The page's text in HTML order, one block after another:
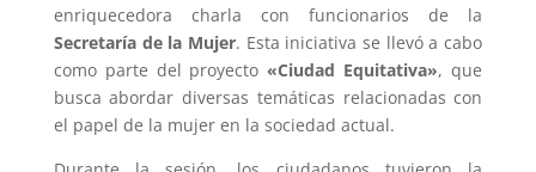
enriquecedora charla con funcionarios de la
Secretaría de la Mujer. Esta iniciativa se llevó a cabo
como parte del proyecto «Ciudad Equitativa», que
busca abordar diversas temáticas relacionadas con
el papel de la mujer en la sociedad actual.